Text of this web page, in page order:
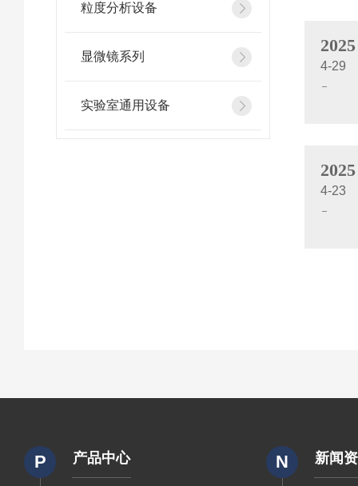
粒度分析设备
显微镜系列
实验室通用设备
2025
4-29
2025
4-23
P 产品中心 N 新闻